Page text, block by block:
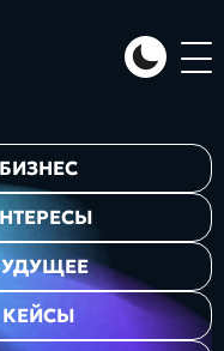
System
БИЗНЕС
КЕЙСЫ